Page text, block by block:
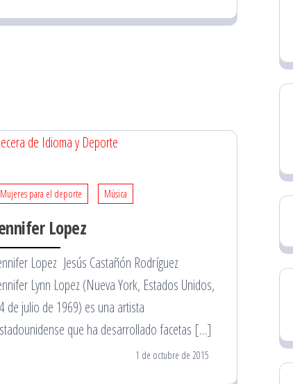
Mujeres para el deporte Música
Lopez
Lopez Jesús Castañón Rodríguez
Lynn Lopez (Nueva York, Estados Unidos,
de julio de 1969) es una artista
que ha desarrollado facetas […]
1 de octubre de 2015